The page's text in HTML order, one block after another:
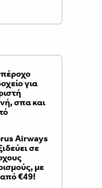
για
σπα και
Airways
σε
με
από €49!